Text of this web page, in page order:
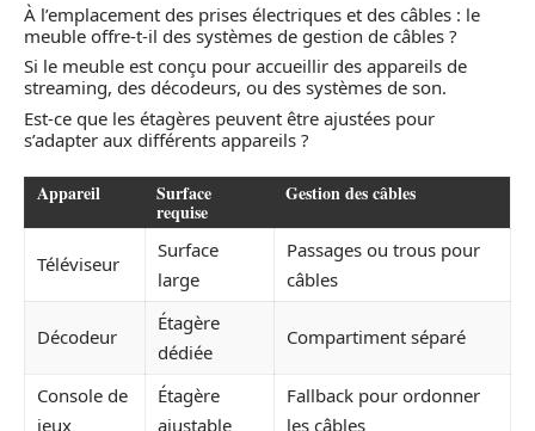
À l’emplacement des prises électriques et des câbles : le
meuble offre-t-il des systèmes de gestion de câbles ?
Si le meuble est conçu pour accueillir des appareils de
streaming, des décodeurs, ou des systèmes de son.
Est-ce que les étagères peuvent être ajustées pour
s’adapter aux différents appareils ?
Appareil Surface
requise
Gestion des câbles
Téléviseur
Surface
large
Passages ou trous pour
câbles
Décodeur
Étagère
dédiée
Compartiment séparé
Console de
jeux
Étagère
ajustable
Fallback pour ordonner
les câbles